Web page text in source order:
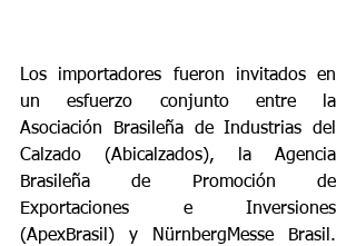
Los importadores fueron invitados en
un esfuerzo conjunto entre la
Asociación Brasileña de Industrias del
Calzado (Abicalzados), la Agencia
Brasileña de Promoción de
Exportaciones e Inversiones
(ApexBrasil) y NürnbergMesse Brasil.